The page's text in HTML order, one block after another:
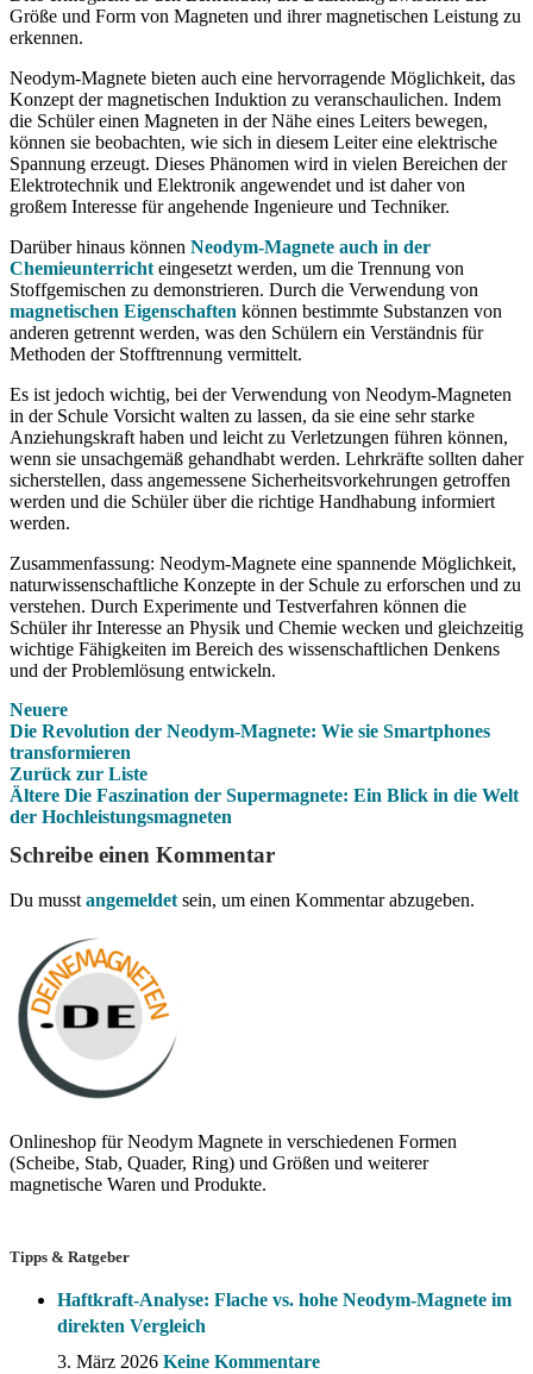
Größe und Form von Magneten und ihrer magnetischen Leistung zu
erkennen.
Neodym-Magnete bieten auch eine hervorragende Möglichkeit, das
Konzept der magnetischen Induktion zu veranschaulichen. Indem
die Schüler einen Magneten in der Nähe eines Leiters bewegen,
können sie beobachten, wie sich in diesem Leiter eine elektrische
Spannung erzeugt. Dieses Phänomen wird in vielen Bereichen der
Elektrotechnik und Elektronik angewendet und ist daher von
großem Interesse für angehende Ingenieure und Techniker.
Darüber hinaus können Neodym-Magnete auch in der
Chemieunterricht eingesetzt werden, um die Trennung von
Stoffgemischen zu demonstrieren. Durch die Verwendung von
magnetischen Eigenschaften können bestimmte Substanzen von
anderen getrennt werden, was den Schülern ein Verständnis für
Methoden der Stofftrennung vermittelt.
Es ist jedoch wichtig, bei der Verwendung von Neodym-Magneten
in der Schule Vorsicht walten zu lassen, da sie eine sehr starke
Anziehungskraft haben und leicht zu Verletzungen führen können,
wenn sie unsachgemäß gehandhabt werden. Lehrkräfte sollten daher
sicherstellen, dass angemessene Sicherheitsvorkehrungen getroffen
werden und die Schüler über die richtige Handhabung informiert
werden.
Zusammenfassung: Neodym-Magnete eine spannende Möglichkeit,
naturwissenschaftliche Konzepte in der Schule zu erforschen und zu
verstehen. Durch Experimente und Testverfahren können die
Schüler ihr Interesse an Physik und Chemie wecken und gleichzeitig
wichtige Fähigkeiten im Bereich des wissenschaftlichen Denkens
und der Problemlösung entwickeln.
Neuere
Die Revolution der Neodym-Magnete: Wie sie Smartphones
transformieren
Zurück zur Liste
Ältere Die Faszination der Supermagnete: Ein Blick in die Welt
der Hochleistungsmagneten
Schreibe einen Kommentar
Du musst angemeldet sein, um einen Kommentar abzugeben.
Onlineshop für Neodym Magnete in verschiedenen Formen
(Scheibe, Stab, Quader, Ring) und Größen und weiterer
magnetische Waren und Produkte.
Tipps & Ratgeber
Haftkraft-Analyse: Flache vs. hohe Neodym-Magnete im
direkten Vergleich
3. März 2026 Keine Kommentare